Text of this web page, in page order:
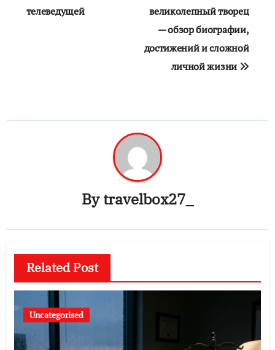
телеведущей
великолепный творец
— обзор биографии,
достижений и сложной
личной жизни
Bytravelbox27_
Related Post
Uncategorised